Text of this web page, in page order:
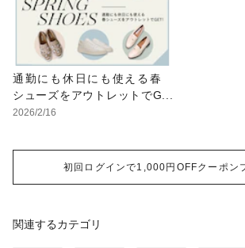
通勤にも休日にも使える春
シューズをアウトレットでG
ET！
2026/2/16
初回ログインで1,000円OFFクーポン
関連するカテゴリ